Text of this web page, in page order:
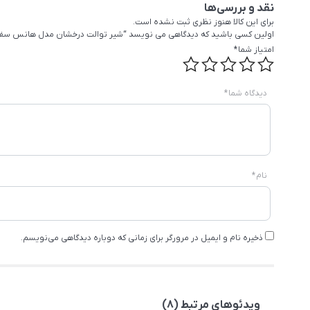
نقد و بررسی‌ها
برای این کالا هنوز نظری ثبت نشده است.
اولین کسی باشید که دیدگاهی می نویسد “شیر توالت درخشان مدل هانس
امتیاز شما*
دیدگاه شما*
نام*
ذخیره نام و ایمیل در مرورگر برای زمانی که دوباره دیدگاهی می‌نویسم.
ویدئوهای مرتبط (8)